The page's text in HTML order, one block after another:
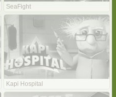
SeaFight
Kapi Hospital